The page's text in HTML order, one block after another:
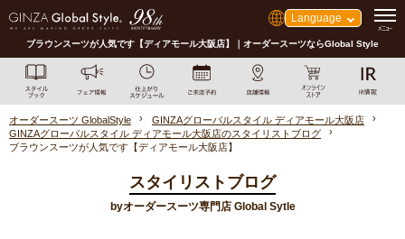
Language
ブラウンスーツが人気です【ディアモール大阪店】｜オーダースーツならGlobal Style
オーダースーツ GlobalStyle
GINZAグローバルスタイル ディアモール大阪店
GINZAグローバルスタイル ディアモール大阪店のスタイリストブログ
ブラウンスーツが人気です【ディアモール大阪店】
スタイリストブログ
byオーダースーツ専門店 Global Sytle